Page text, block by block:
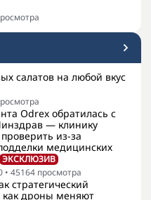
салатов на любой вкус
Odrex обратилась с
— клинику
из-за
медицинских
ЭКСКЛЮЗИВ
• 45164 просмотра
стратегический
как дроны меняют